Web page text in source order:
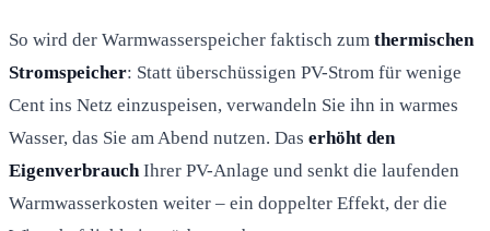
So wird der Warmwasserspeicher faktisch zum thermischen
Stromspeicher: Statt überschüssigen PV-Strom für wenige
Cent ins Netz einzuspeisen, verwandeln Sie ihn in warmes
Wasser, das Sie am Abend nutzen. Das erhöht den
Eigenverbrauch Ihrer PV-Anlage und senkt die laufenden
Warmwasserkosten weiter – ein doppelter Effekt, der die